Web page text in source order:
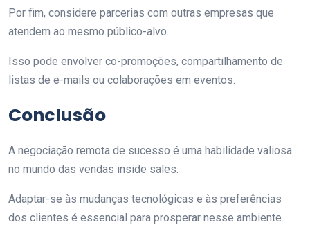
Por fim, considere parcerias com outras empresas que
atendem ao mesmo público-alvo.
Isso pode envolver co-promoções, compartilhamento de
listas de e-mails ou colaborações em eventos.
Conclusão
A negociação remota de sucesso é uma habilidade valiosa
no mundo das vendas inside sales.
Adaptar-se às mudanças tecnológicas e às preferências
dos clientes é essencial para prosperar nesse ambiente.